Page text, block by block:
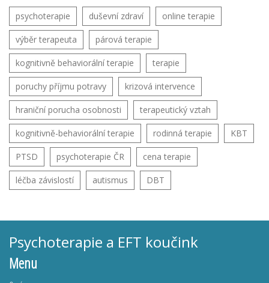
psychoterapie duševní zdraví online terapie
výběr terapeuta párová terapie
kognitivně behaviorální terapie terapie
poruchy příjmu potravy krizová intervence
hraniční porucha osobnosti terapeutický vztah
kognitivně-behaviorální terapie rodinná terapie KBT
PTSD psychoterapie ČR cena terapie
léčba závislostí autismus DBT
Psychoterapie a EFT koučink
Menu